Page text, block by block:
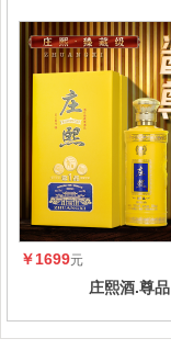
￥1699元
庄熙酒.尊品